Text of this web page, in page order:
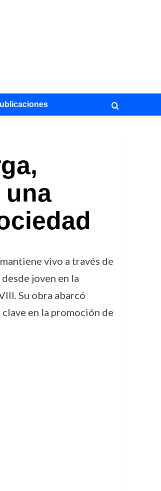
vivo a través de
joven en la
Su obra abarcó
en la promoción de